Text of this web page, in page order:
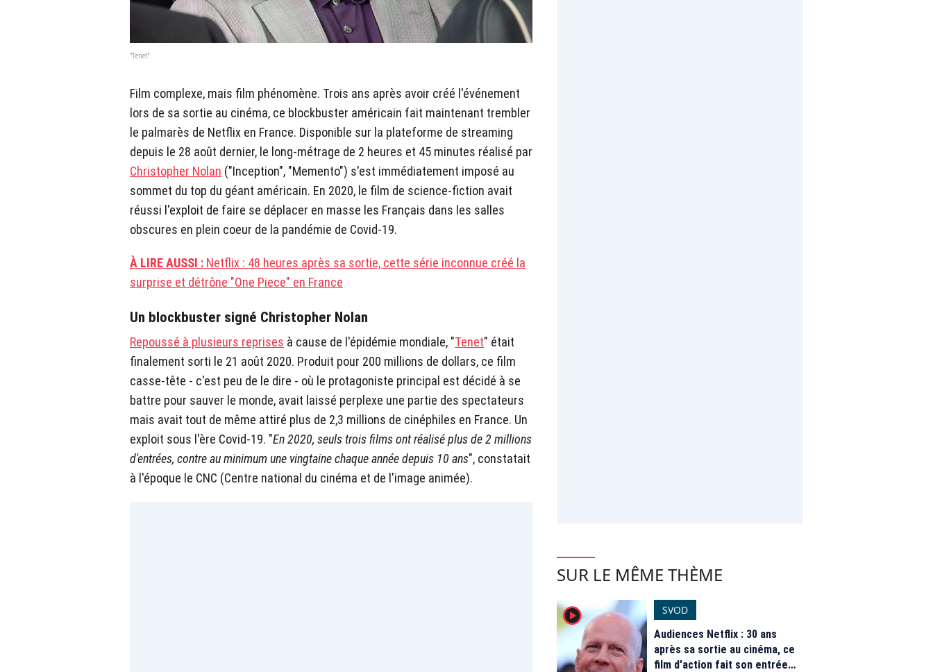
"Tenet"
Film complexe, mais film phénomène. Trois ans après avoir créé l'événement
lors de sa sortie au cinéma, ce blockbuster américain fait maintenant trembler
le palmarès de Netflix en France. Disponible sur la plateforme de streaming
depuis le 28 août dernier, le long-métrage de 2 heures et 45 minutes réalisé par
Christopher Nolan ("Inception", "Memento") s'est immédiatement imposé au
sommet du top du géant américain. En 2020, le film de science-fiction avait
réussi l'exploit de faire se déplacer en masse les Français dans les salles
obscures en plein coeur de la pandémie de Covid-19.
À LIRE AUSSI : Netflix : 48 heures après sa sortie, cette série inconnue créé la
surprise et détrône "One Piece" en France
Un blockbuster signé Christopher Nolan
Repoussé à plusieurs reprises à cause de l'épidémie mondiale, "Tenet" était
finalement sorti le 21 août 2020. Produit pour 200 millions de dollars, ce film
casse-tête - c'est peu de le dire - où le protagoniste principal est décidé à se
battre pour sauver le monde, avait laissé perplexe une partie des spectateurs
mais avait tout de même attiré plus de 2,3 millions de cinéphiles en France. Un
exploit sous l'ère Covid-19. "En 2020, seuls trois films ont réalisé plus de 2 millions
d'entrées, contre au minimum une vingtaine chaque année depuis 10 ans", constatait
à l'époque le CNC (Centre national du cinéma et de l'image animée).
SUR LE MÊME THÈME
player2
SVOD
Audiences Netflix : 30 ans
après sa sortie au cinéma, ce
film d'action fait son entrée